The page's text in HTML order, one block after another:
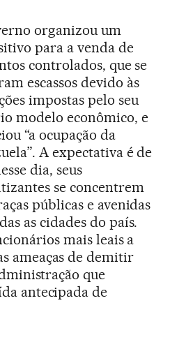
organizou um
para a venda de
controlados, que se
escassos devido às
impostas pelo seu
modelo econômico, e
“a ocupação da
A expectativa é de
dia, seus
se concentrem
públicas e avenidas
as cidades do país.
mais leais a
ameaças de demitir
que
antecipada de